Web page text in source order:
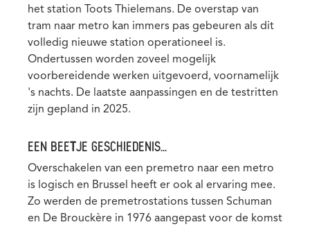
het station Toots Thielemans. De overstap van
tram naar metro kan immers pas gebeuren als dit
volledig nieuwe station operationeel is.
Ondertussen worden zoveel mogelijk
voorbereidende werken uitgevoerd, voornamelijk
's nachts. De laatste aanpassingen en de testritten
zijn gepland in 2025.
EEN BEETJE GESCHIEDENIS...
Overschakelen van een premetro naar een metro
is logisch en Brussel heeft er ook al ervaring mee.
Zo werden de premetrostations tussen Schuman
en De Brouckère in 1976 aangepast voor de komst